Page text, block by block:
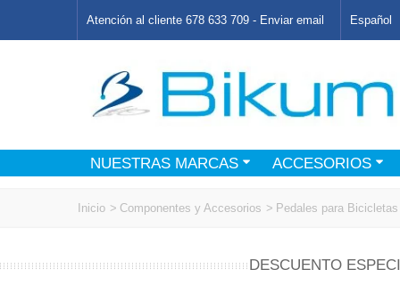
Atención al cliente 678 633 709 - Enviar email Español
NUESTRAS MARCAS ACCESORIOS
Inicio > Componentes y Accesorios > Pedales para Bicicletas
DESCUENTO